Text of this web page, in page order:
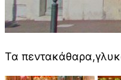
Τα